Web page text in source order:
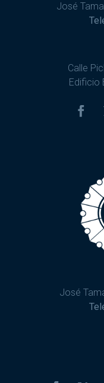
José
Calle
Edificio
José